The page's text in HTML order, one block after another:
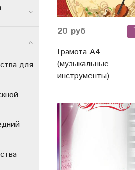
20 руб
Грамота А4
(музыкальные
инструменты)
для